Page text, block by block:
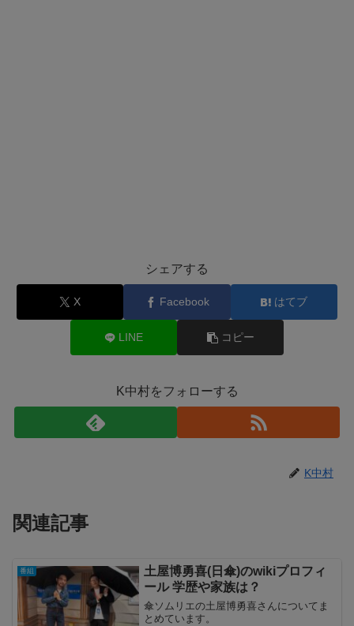
シェアする
X Facebook はてブ
LINE コピー
K中村をフォローする
K中村
関連記事
番組
土屋博勇喜(日傘)のwikiプロフィ
ール 学歴や家族は？
傘ソムリエの土屋博勇喜さんについてま
とめています。